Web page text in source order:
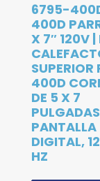
6795-
400D
X 7″ 120V
SUPERIOR
400D
DE 5 X 7
PANTALLA
DIGITAL,
HZ